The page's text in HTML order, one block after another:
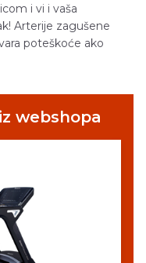
i vi i vaša
Arterije zagušene
poteškoće ako
webshopa